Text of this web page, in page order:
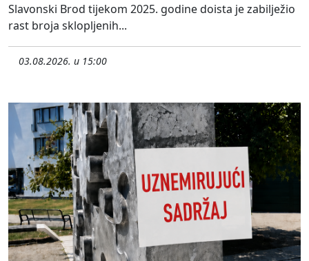
Slavonski Brod tijekom 2025. godine doista je zabilježio
rast broja sklopljenih...
03.08.2026. u 15:00